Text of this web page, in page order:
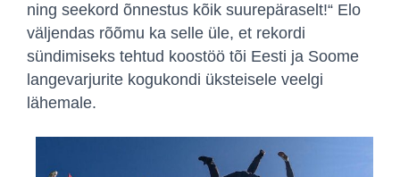
ning seekord õnnestus kõik suurepäraselt!“ Elo
väljendas rõõmu ka selle üle, et rekordi
sündimiseks tehtud koostöö tõi Eesti ja Soome
langevarjurite kogukondi üksteisele veelgi
lähemale.